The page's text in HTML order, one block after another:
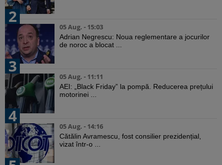
2
05 Aug. - 15:03
Adrian Negrescu: Noua reglementare a jocurilor
de noroc a blocat ...
3
05 Aug. - 11:11
AEI: „Black Friday” la pompă. Reducerea prețului
motorinei ...
4
05 Aug. - 14:16
Cătălin Avramescu, fost consilier prezidențial,
vizat într-o ...